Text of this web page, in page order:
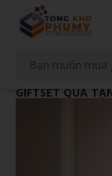
GIFTSET QUÀ